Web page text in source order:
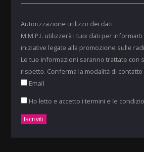
Autorizzazione utilizzo dei dati
M.M.P.I. utilizzerà i tuoi dati per
iniziative legate alla promozione sulle
Le tue informazioni saranno trattate con
rispetto. Conferma la modalità di
Email
Ho letto e accetto i termini e le